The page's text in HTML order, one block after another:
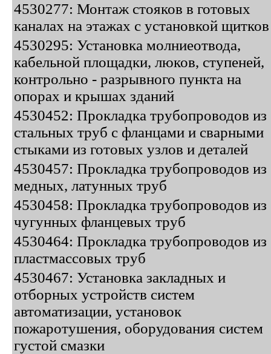
4530277: Монтаж стояков в готовых
каналах на этажах с установкой щитков
4530295: Установка молниеотвода,
кабельной площадки, люков, ступеней,
контрольно - разрывного пункта на
опорах и крышах зданий
4530452: Прокладка трубопроводов из
стальных труб с фланцами и сварными
стыками из готовых узлов и деталей
4530457: Прокладка трубопроводов из
медных, латунных труб
4530458: Прокладка трубопроводов из
чугунных фланцевых труб
4530464: Прокладка трубопроводов из
пластмассовых труб
4530467: Установка закладных и
отборных устройств систем
автоматизации, установок
пожаротушения, оборудования систем
густой смазки